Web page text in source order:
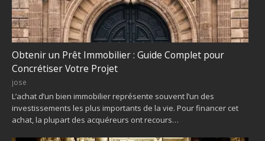
Obtenir un Prêt Immobilier : Guide Complet pour
Concrétiser Votre Projet
jose
L’achat d’un bien immobilier représente souvent l’un des
investissements les plus importants de la vie. Pour financer cet
achat, la plupart des acquéreurs ont recours…